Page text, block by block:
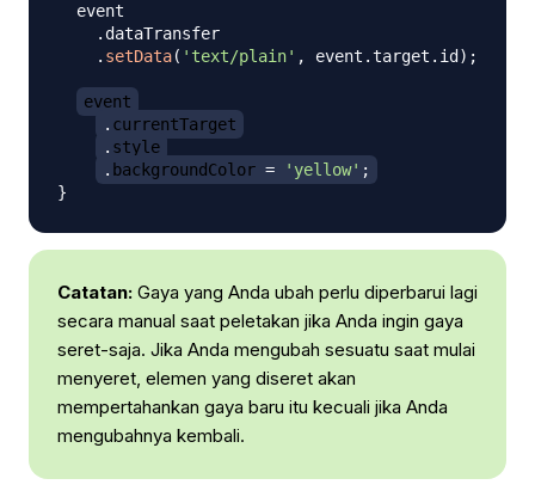
  event
. dataTransfer
. setData( 'text/plain' , event .target . id ) ;
event
. currentTarget
. style
. backgroundColor = 'yellow' ;
}
Catatan: Gaya yang Anda ubah perlu diperbarui lagi
secara manual saat peletakan jika Anda ingin gaya
seret-saja. Jika Anda mengubah sesuatu saat mulai
menyeret, elemen yang diseret akan
mempertahankan gaya baru itu kecuali jika Anda
mengubahnya kembali.